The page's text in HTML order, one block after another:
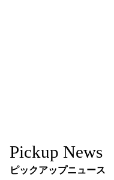
Pickup News
ピックアップニュース